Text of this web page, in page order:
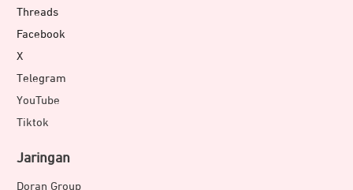
Threads
Facebook
X
Telegram
YouTube
Tiktok
Jaringan
Doran Group